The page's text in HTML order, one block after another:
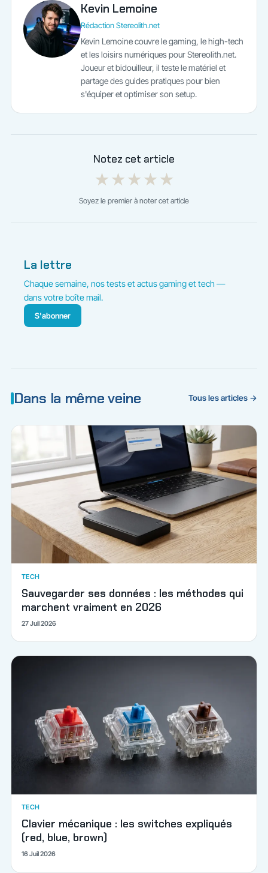
Kevin Lemoine
Rédaction Stereolith.net
Kevin Lemoine couvre le gaming, le high-tech
et les loisirs numériques pour Stereolith.net.
Joueur et bidouilleur, il teste le matériel et
partage des guides pratiques pour bien
s'équiper et optimiser son setup.
Notez cet article
★★★★★
Soyez le premier à noter cet article
La lettre
Chaque semaine, nos tests et actus gaming et tech —
dans votre boîte mail.
S'abonner
Dans la même veine Tous les articles →
TECH
Sauvegarder ses données : les méthodes qui
marchent vraiment en 2026
27 Juil 2026
TECH
Clavier mécanique : les switches expliqués
(red, blue, brown)
16 Juil 2026